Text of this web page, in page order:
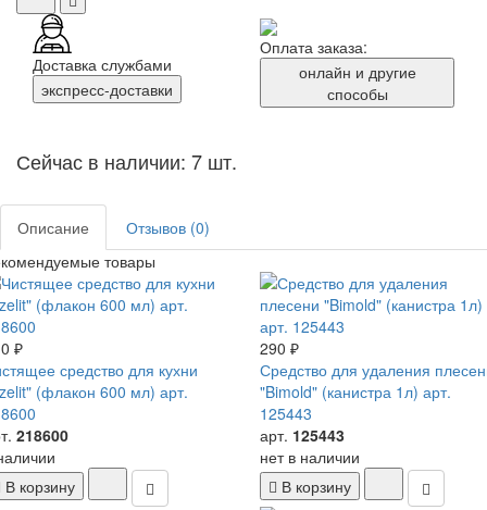
Доставка службами
экспресс-доставки
Оплата заказа:
онлайн и другие
способы
Сейчас в наличии: 7 шт.
Описание
Отзывов (0)
товары
₽
средство для кухни
(флакон 600 мл) арт.
218600
В корзину
290 ₽
Средство для удаления
"Bimold" (канистра 1л) арт.
125443
арт. 125443
нет в наличии
В корзину